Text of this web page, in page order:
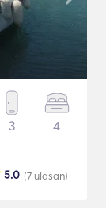
3 4
(7 ulasan)
5.0